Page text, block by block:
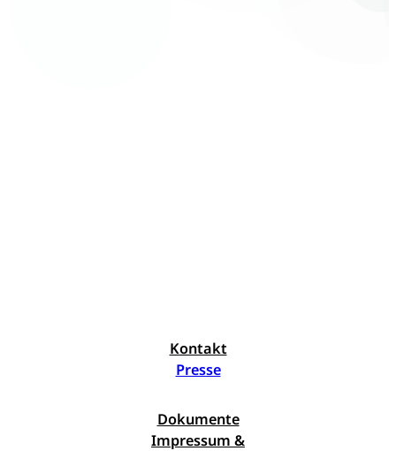
Kontakt
Presse
Dokumente
Impressum &